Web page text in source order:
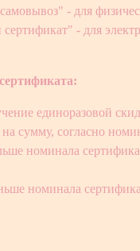
- для
- для
единоразовой
сумму, согласно
номинала
номинала